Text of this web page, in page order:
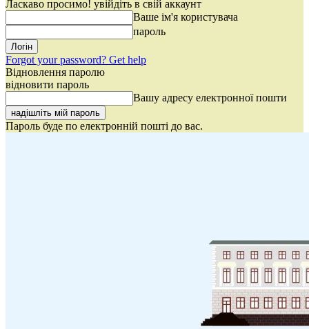
Ласкаво просимо! увійдіть в свій аккаунт
Ваше ім'я користувача
пароль
Forgot your password? Get help
Відновлення паролю
відновити пароль
Вашу адресу електронної пошти
Пароль буде по електронній пошті до вас.